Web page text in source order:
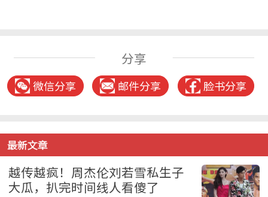
分享
微信分享 邮件分享 脸书分享
最新文章
越传越疯！周杰伦刘若雪私生子
大瓜，扒完时间线人看傻了